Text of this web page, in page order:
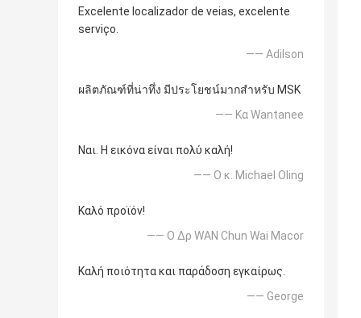
Excelente localizador de veias, excelente
serviço.
—— Adilson
ผลิตภัณฑ์ที่น่าทึ่ง มีประโยชน์มากสำหรับ MSK
—— Κα Wantanee
Ναι. Η εικόνα είναι πολύ καλή!
—— Ο κ. Michael Oling
Καλό προϊόν!
—— Ο Δρ WAN Chun Wai Macor
Καλή ποιότητα και παράδοση εγκαίρως.
—— George